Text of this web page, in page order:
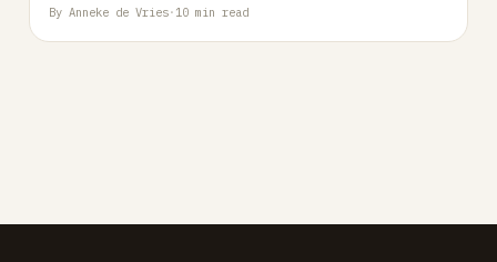
By Anneke de Vries· 10 min read